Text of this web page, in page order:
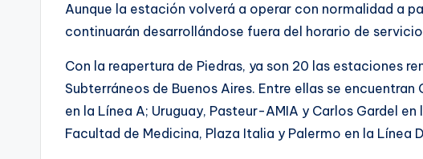
Aunque la estación volverá a operar con normalidad a
continuarán desarrollándose fuera del horario de
Con la reapertura de Piedras, ya son 20 las estaciones
Subterráneos de Buenos Aires. Entre ellas se
en la Línea A; Uruguay, Pasteur-AMIA y Carlos Gardel en
Facultad de Medicina, Plaza Italia y Palermo en la Línea